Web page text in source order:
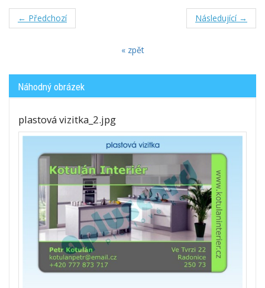
← Předchozí Následující →
« zpět
Náhodný obrázek
plastová vizitka_2.jpg